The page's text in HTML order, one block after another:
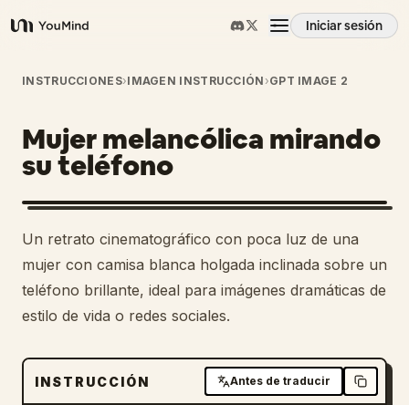
YouMind
Iniciar sesión
Resumen
Casos de uso
Habilidades
Prompts
Precios
Descargar
INSTRUCCIONES›IMAGEN INSTRUCCIÓN ›GPT IMAGE 2
Mujer melancólica mirando
su teléfono
Un retrato cinematográfico con poca luz de una
mujer con camisa blanca holgada inclinada sobre un
teléfono brillante, ideal para imágenes dramáticas de
estilo de vida o redes sociales.
INSTRUCCIÓN Antes de traducir